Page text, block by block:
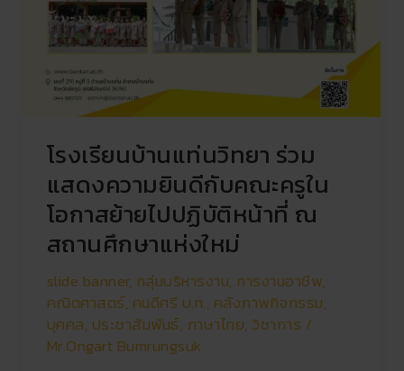
โรงเรียนบ้านแท่นวิทยา ร่วม
แสดงความยินดีกับคณะครูใน
โอกาสย้ายไปปฏิบัติหน้าที่ ณ
สถานศึกษาแห่งใหม่
slide banner, กลุ่มบริหารงาน, การงานอาชีพ,
คณิตศาสตร์, คนดีศรี บ.ท., คลังภาพกิจกรรม,
บุคคล, ประชาสัมพันธ์, ภาษาไทย, วิชาการ /
Mr.Ongart Bumrungsuk